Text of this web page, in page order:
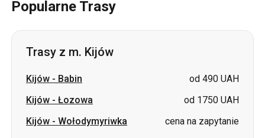
Kijów
Kijów- Wołodymyriwka
Kijów-Leuchy
cena na zapytanie
Kijów-Szostka
cena na zapytanie
Kijów-Aleksandria
cena na zapytanie